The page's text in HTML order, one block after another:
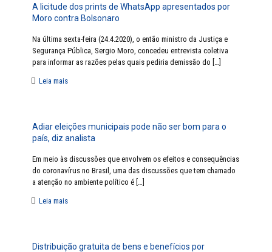
A licitude dos prints de WhatsApp apresentados por
Moro contra Bolsonaro
Na última sexta-feira (24.4.2020), o então ministro da Justiça e
Segurança Pública, Sergio Moro, concedeu entrevista coletiva
para informar as razões pelas quais pediria demissão do […]
Leia mais
Adiar eleições municipais pode não ser bom para o
país, diz analista
Em meio às discussões que envolvem os efeitos e consequências
do coronavírus no Brasil, uma das discussões que tem chamado
a atenção no ambiente político é […]
Leia mais
Distribuição gratuita de bens e benefícios por